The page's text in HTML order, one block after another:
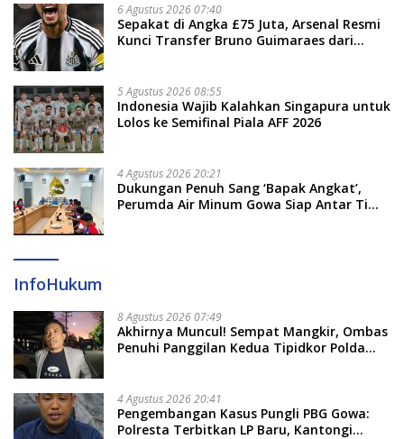
6 Agustus 2026 07:40
Sepakat di Angka £75 Juta, Arsenal Resmi
Kunci Transfer Bruno Guimaraes dari
5 Agustus 2026 08:55
Indonesia Wajib Kalahkan Singapura untuk
Lolos ke Semifinal Piala AFF 2026
4 Agustus 2026 20:21
Dukungan Penuh Sang ‘Bapak Angkat’,
Perumda Air Minum Gowa Siap Antar Tim
InfoHukum
8 Agustus 2026 07:49
Akhirnya Muncul! Sempat Mangkir, Ombas
Penuhi Panggilan Kedua Tipidkor Polda
4 Agustus 2026 20:41
Pengembangan Kasus Pungli PBG Gowa:
Polresta Terbitkan LP Baru, Kantongi